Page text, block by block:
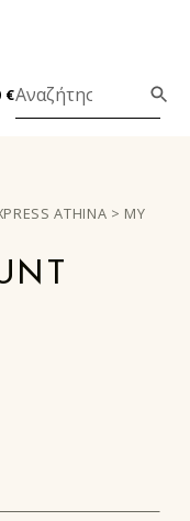
takoyni
€
ATHINA > MY